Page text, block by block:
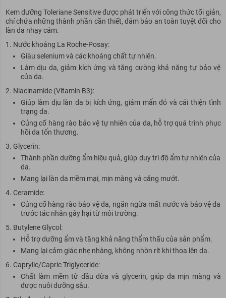
Kem dưỡng Toleriane Sensitive được phát triển với công thức tối giản,
chỉ chứa những thành phần cần thiết, đảm bảo an toàn tuyệt đối cho
làn da nhạy cảm.
Nước khoáng La Roche-Posay:
Giàu selenium và các khoáng chất tự nhiên.
Làm dịu da, giảm kích ứng và tăng cường khả năng tự bảo vệ
của da.
Niacinamide (Vitamin B3):
Giúp làm dịu làn da bị kích ứng, giảm mẩn đỏ và cải thiện tình
trạng da.
Củng cố hàng rào bảo vệ tự nhiên của da, hỗ trợ quá trình phục
hồi da tổn thương.
Glycerin:
Thành phần dưỡng ẩm hiệu quả, giúp duy trì độ ẩm tự nhiên của
da.
Mang lại làn da mềm mại, mịn màng và căng mướt.
Ceramide:
Củng cố hàng rào bảo vệ da, ngăn ngừa mất nước và bảo vệ da
trước tác nhân gây hại từ môi trường.
Butylene Glycol:
Hỗ trợ dưỡng ẩm và tăng khả năng thẩm thấu của sản phẩm.
Mang lại cảm giác nhẹ nhàng, không nhờn rít khi thoa lên da.
Caprylic/Capric Triglyceride:
Chất làm mềm từ dầu dừa và glycerin, giúp da mịn màng và
được nuôi dưỡng sâu.